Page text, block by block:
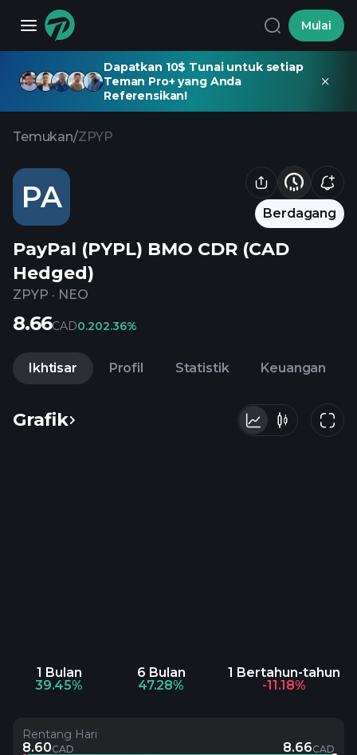
Mulai
Dapatkan 10$ Tunai untuk setiap
Teman Pro+ yang Anda
Referensikan!
Temukan/ZPYP
PA Berdagang
PayPal (PYPL) BMO CDR (CAD
Hedged)
ZPYP · NEO
8.66CAD0.202.36%
Ikhtisar Profil Statistik Keuangan
Grafik
1 Bulan
39.45%
6 Bulan
47.28%
1 Bertahun-tahun
-11.18%
Rentang Hari
8.60CAD 8.66CAD